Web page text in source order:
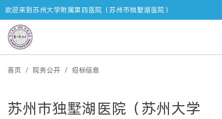
欢迎来到苏州大学附属第四医院（苏州市独墅湖医院）
首页 院务公开 招标信息
苏州市独墅湖医院（苏州大学